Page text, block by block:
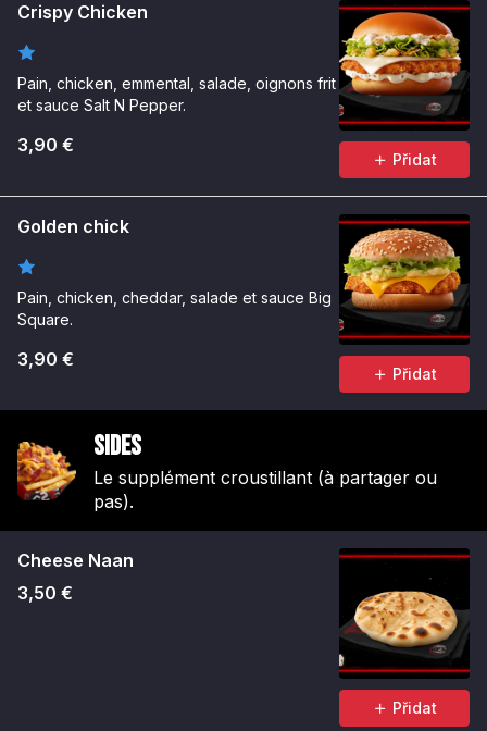
Crispy Chicken
Pain, chicken, emmental, salade, oignons frit
et sauce Salt N Pepper.
3,90 €
Přidat
Golden chick
Pain, chicken, cheddar, salade et sauce Big
Square.
3,90 €
Přidat
Sides
Le supplément croustillant (à partager ou
pas).
Cheese Naan
3,50 €
Přidat